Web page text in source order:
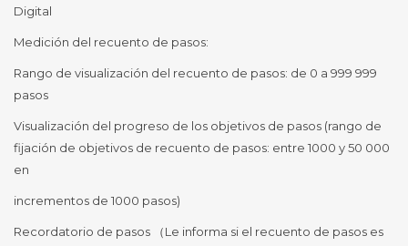
Digital
Medición del recuento de pasos:
Rango de visualización del recuento de pasos: de 0 a 999 999
pasos
Visualización del progreso de los objetivos de pasos (rango de
fijación de objetivos de recuento de pasos: entre 1000 y 50 000
en
incrementos de 1000 pasos)
Recordatorio de pasos （Le informa si el recuento de pasos es